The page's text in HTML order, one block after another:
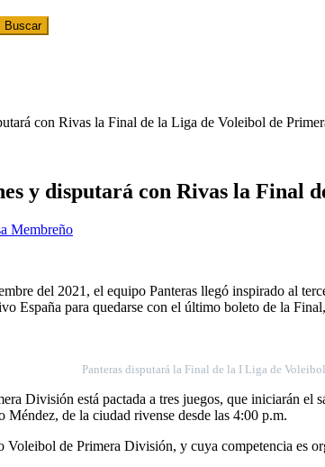
con Rivas la Final de la Liga de Voleibol de
y disputará con Rivas la Final
Membreño
del 2021, el equipo Panteras llegó inspirado al
España para quedarse con el último boleto de la
Panteras disputará la Final de la I Liga de
División está pactada a tres juegos, que iniciarán el
Méndez, de la ciudad rivense desde las 4:00 p.m.
de Primera División, y cuya competencia es